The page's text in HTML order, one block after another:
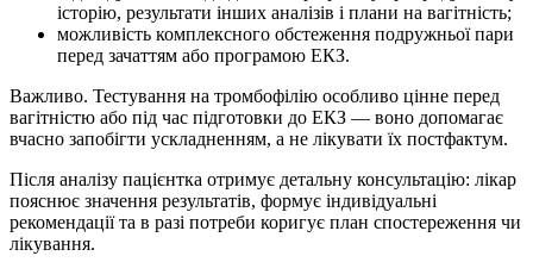
історію, результати інших аналізів і плани на вагітність;
можливість комплексного обстеження подружньої пари
перед зачаттям або програмою ЕКЗ.
Важливо. Тестування на тромбофілію особливо цінне перед
вагітністю або під час підготовки до ЕКЗ — воно допомагає
вчасно запобігти ускладненням, а не лікувати їх постфактум.
Після аналізу пацієнтка отримує детальну консультацію: лікар
пояснює значення результатів, формує індивідуальні
рекомендації та в разі потреби коригує план спостереження чи
лікування.